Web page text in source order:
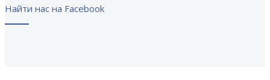
Найти нас на Facebook